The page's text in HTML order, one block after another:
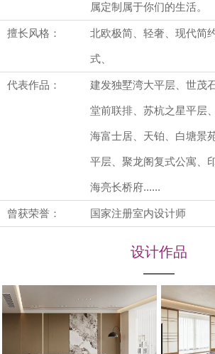
属定制属于你们的生活。
擅长风格： 北欧极简、轻奢、现代简
式、
代表作品： 建发独墅湾大平层、世茂
堂前联排、苏杭之星平层
海富士居、天铂、白塘景
平层、聚龙阁复式公寓、
海亮长桥府......
曾获荣誉： 国家注册室内设计师
设计作品